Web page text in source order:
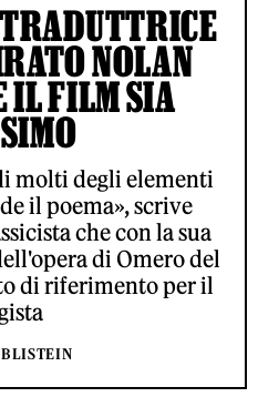
TRADUTTRICE
NOLAN
IL FILM SIA
molti degli elementi
il poema», scrive
che con la sua
di Omero del
di riferimento per il